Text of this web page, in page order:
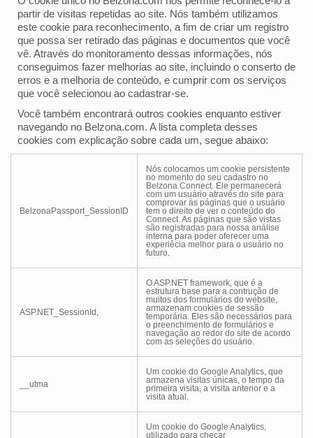
partir de visitas repetidas ao site. Nós também utilizamos
este cookie para reconhecimento, a fim de criar um registro
que possa ser retirado das páginas e documentos que você
vê. Através do monitoramento dessas informações, nós
conseguimos fazer melhorias ao site, incluindo o conserto de
erros e a melhoria de conteúdo, e cumprir com os serviços
que você selecionou ao cadastrar-se.
Você também encontrará outros cookies enquanto estiver
navegando no Belzona.com. A lista completa desses
cookies com explicação sobre cada um, segue abaixo:
BelzonaPassport_SessionID
Nós colocamos um cookie persistente
no momento do seu cadastro no
Belzona Connect. Ele permanecerá
com um usuário através do site para
comprovar às páginas que o usuário
tem o direito de ver o conteúdo do
Connect. As páginas que são vistas
são registradas para nossa análise
interna para poder oferecer uma
experiêcia melhor para o usuário no
futuro.
ASP.NET_SessionId,
O ASP.NET framework, que é a
estrutura base para a contrução de
muitos dos formulários do website,
armazenam cookies de sessão
temporária. Eles são necessários para
o preenchimento de formulários e
navegação ao redor do site de acordo
com as seleções do usuário.
__utma
Um cookie do Google Analytics, que
armazena visitas únicas, o tempo da
primeira visita, a visita anterior e a
visita atual.
Um cookie do Google Analytics,
utilizado para checar